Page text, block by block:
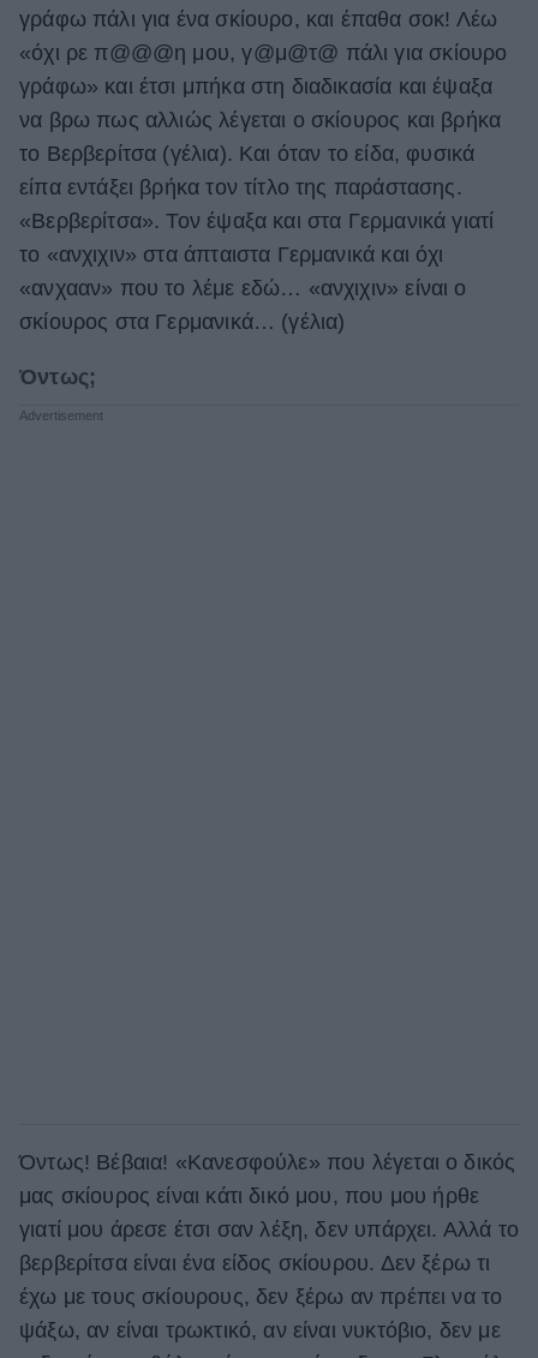
γράφω πάλι για ένα σκίουρο, και έπαθα σοκ! Λέω
«όχι ρε π@@@η μου, γ@μ@τ@ πάλι για σκίουρο
γράφω» και έτσι μπήκα στη διαδικασία και έψαξα
να βρω πως αλλιώς λέγεται ο σκίουρος και βρήκα
το Βερβερίτσα (γέλια). Και όταν το είδα, φυσικά
είπα εντάξει βρήκα τον τίτλο της παράστασης.
«Βερβερίτσα». Τον έψαξα και στα Γερμανικά γιατί
το «ανχιχιν» στα άπταιστα Γερμανικά και όχι
«ανχααν» που το λέμε εδώ… «ανχιχιν» είναι ο
σκίουρος στα Γερμανικά… (γέλια)
Όντως;
Όντως! Βέβαια! «Κανεσφούλε» που λέγεται ο δικός
μας σκίουρος είναι κάτι δικό μου, που μου ήρθε
γιατί μου άρεσε έτσι σαν λέξη, δεν υπάρχει. Αλλά το
βερβερίτσα είναι ένα είδος σκίουρου. Δεν ξέρω τι
έχω με τους σκίουρους, δεν ξέρω αν πρέπει να το
ψάξω, αν είναι τρωκτικό, αν είναι νυκτόβιο, δεν με